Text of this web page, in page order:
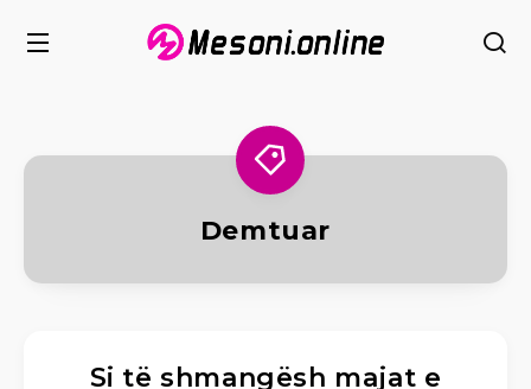
Demtuar
Si të shmangësh majat e